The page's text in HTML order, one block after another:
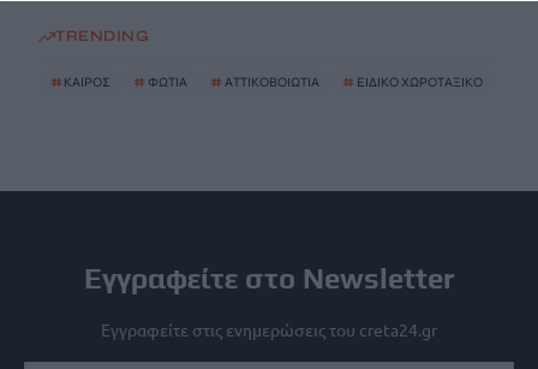
TRENDING
# ΚΑΙΡΟΣ # ΦΩΤΙΑ # ΑΤΤΙΚΟΒΟΙΩΤΙΑ # ΕΙΔΙΚΟ ΧΩΡΟΤΑΞΙΚΟ
Εγγραφείτε στο Newsletter
Εγγραφείτε στις ενημερώσεις του creta24.gr